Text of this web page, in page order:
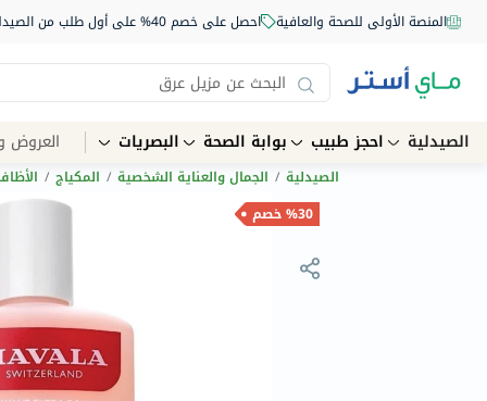
المنصة الأولى للصحة والعافية احصل على خصم 40% على أول طلب من الصيدلية أونلاين استخدم الكود: NEW40
الصيدلية احجز طبيب بوابة الصحة البصريات العروض
الصيدلية / الجمال والعناية الشخصية / المكياج /
%30 خصم